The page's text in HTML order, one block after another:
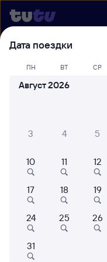
билеты
Дата поездки
ПН ВТ СР
Август 2026
3 4 5
10 11 12
17 18 19
24 25 26
31